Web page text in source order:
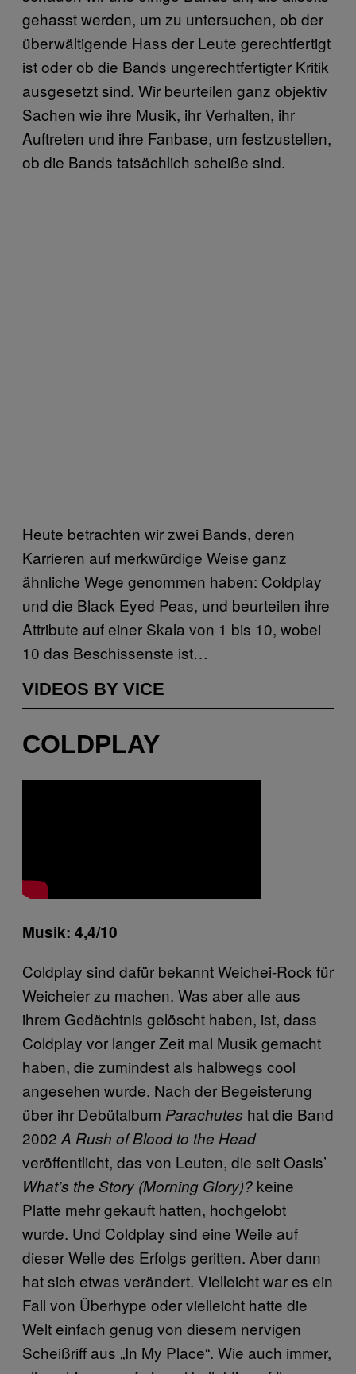
gehasst werden, um zu untersuchen, ob der
überwältigende Hass der Leute gerechtfertigt
ist oder ob die Bands ungerechtfertigter Kritik
ausgesetzt sind. Wir beurteilen ganz objektiv
Sachen wie ihre Musik, ihr Verhalten, ihr
Auftreten und ihre Fanbase, um festzustellen,
ob die Bands tatsächlich scheiße sind.
Heute betrachten wir zwei Bands, deren
Karrieren auf merkwürdige Weise ganz
ähnliche Wege genommen haben: Coldplay
und die Black Eyed Peas, und beurteilen ihre
Attribute auf einer Skala von 1 bis 10, wobei
10 das Beschissenste ist…
VIDEOS BY VICE
COLDPLAY
Musik: 4,4/10
Coldplay sind dafür bekannt Weichei-Rock für
Weicheier zu machen. Was aber alle aus
ihrem Gedächtnis gelöscht haben, ist, dass
Coldplay vor langer Zeit mal Musik gemacht
haben, die zumindest als halbwegs cool
angesehen wurde. Nach der Begeisterung
über ihr Debütalbum Parachutes hat die Band
2002 A Rush of Blood to the Head
veröffentlicht, das von Leuten, die seit Oasis’
What’s the Story (Morning Glory)? keine
Platte mehr gekauft hatten, hochgelobt
wurde. Und Coldplay sind eine Weile auf
dieser Welle des Erfolgs geritten. Aber dann
hat sich etwas verändert. Vielleicht war es ein
Fall von Überhype oder vielleicht hatte die
Welt einfach genug von diesem nervigen
Scheißriff aus „In My Place“. Wie auch immer,